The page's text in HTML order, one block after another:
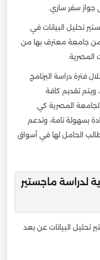
جواز سفر ساري.
تحليل البيانات في
من جامعة معترف بها من
المصرية.
فترة دراسة البرنامج
ويتم تقديم كافة
المصرية كي
بسهولة تامة، وتدعم
الحامل لها في أسواق
لدراسة ماجستير
تحليل البيانات عن بعد